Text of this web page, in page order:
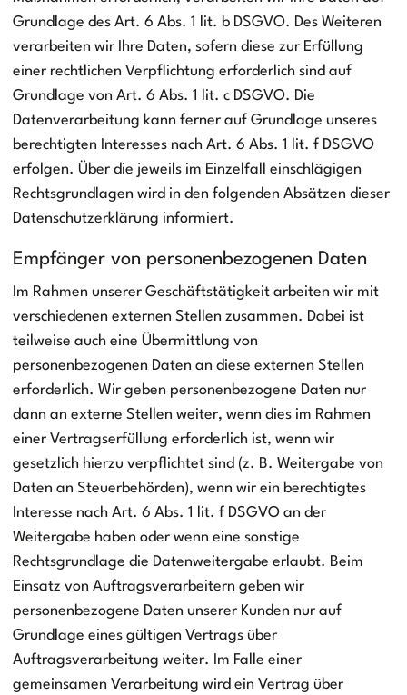
Grundlage des Art. 6 Abs. 1 lit. b DSGVO. Des Weiteren
verarbeiten wir Ihre Daten, sofern diese zur Erfüllung
einer rechtlichen Verpflichtung erforderlich sind auf
Grundlage von Art. 6 Abs. 1 lit. c DSGVO. Die
Datenverarbeitung kann ferner auf Grundlage unseres
berechtigten Interesses nach Art. 6 Abs. 1 lit. f DSGVO
erfolgen. Über die jeweils im Einzelfall einschlägigen
Rechtsgrundlagen wird in den folgenden Absätzen dieser
Datenschutzerklärung informiert.
Empfänger von personenbezogenen Daten
Im Rahmen unserer Geschäftstätigkeit arbeiten wir mit
verschiedenen externen Stellen zusammen. Dabei ist
teilweise auch eine Übermittlung von
personenbezogenen Daten an diese externen Stellen
erforderlich. Wir geben personenbezogene Daten nur
dann an externe Stellen weiter, wenn dies im Rahmen
einer Vertragserfüllung erforderlich ist, wenn wir
gesetzlich hierzu verpflichtet sind (z. B. Weitergabe von
Daten an Steuerbehörden), wenn wir ein berechtigtes
Interesse nach Art. 6 Abs. 1 lit. f DSGVO an der
Weitergabe haben oder wenn eine sonstige
Rechtsgrundlage die Datenweitergabe erlaubt. Beim
Einsatz von Auftragsverarbeitern geben wir
personenbezogene Daten unserer Kunden nur auf
Grundlage eines gültigen Vertrags über
Auftragsverarbeitung weiter. Im Falle einer
gemeinsamen Verarbeitung wird ein Vertrag über